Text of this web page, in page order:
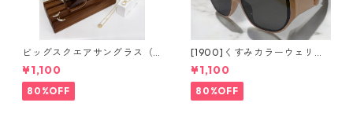
ビッグスクエアサングラス（2
colors）**SinSin*
¥1,100
80%OFF
[1900]くすみカラーウェリン
トンサングラス（2colors）**
SinSin*
¥1,100
80%OFF